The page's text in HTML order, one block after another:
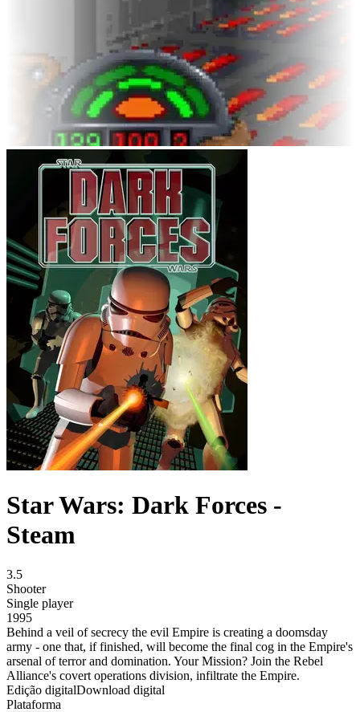
Star Wars: Dark Forces -
Steam
3.5
Shooter
Single player
1995
Behind a veil of secrecy the evil Empire is creating a doomsday
army - one that, if finished, will become the final cog in the Empire's
arsenal of terror and domination. Your Mission? Join the Rebel
Alliance's covert operations division, infiltrate the Empire.
Edição digitalDownload digital
Plataforma